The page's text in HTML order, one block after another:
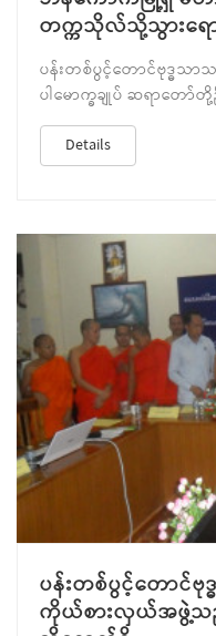
တက္ကသိုလ်သို့သွားရ
ပန်းတစ်ပွင့်တောင်ဗုဒ္ဓသ
ပါမောက္ခချုပ် ဆရာတော်
Details
ပန်းတစ်ပွင့်တောင်ဗု
ကိုယ်စားလှယ်အဖွဲ့သ